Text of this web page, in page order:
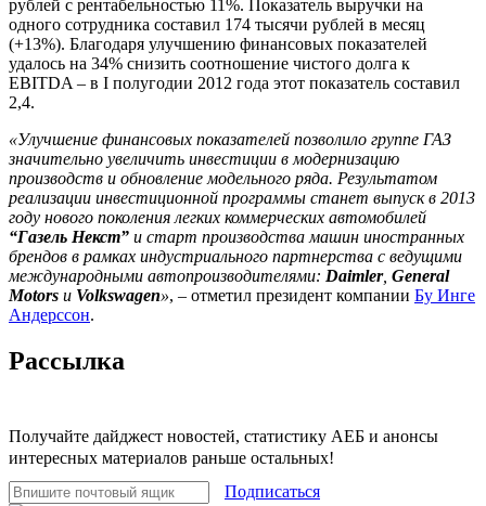
рублей с рентабельностью 11%. Показатель выручки на
одного сотрудника составил 174 тысячи рублей в месяц
(+13%). Благодаря улучшению финансовых показателей
удалось на 34% снизить соотношение чистого долга к
EBITDA – в I полугодии 2012 года этот показатель составил
2,4.
«Улучшение финансовых показателей позволило группе ГАЗ
значительно увеличить инвестиции в модернизацию
производств и обновление модельного ряда. Результатом
реализации инвестиционной программы станет выпуск в 2013
году нового поколения легких коммерческих автомобилей
“Газель Некст” и старт производства машин иностранных
брендов в рамках индустриального партнерства с ведущими
международными автопроизводителями: Daimler, General
Motors и Volkswagen», – отметил президент компании Бу Инге
Андерссон.
Рассылка
Получайте дайджест новостей, статистику АЕБ и анонсы
интересных материалов раньше остальных!
Подписаться